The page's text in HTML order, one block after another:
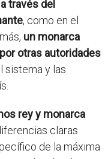
través del
, como en el
un monarca
otras autoridades
sistema y las
rey y monarca
claras
de la máxima